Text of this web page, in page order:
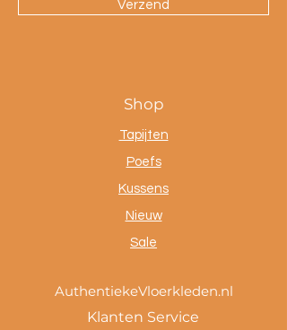
Verzend
Shop
Tapijten
Poefs
Kussens
Nieuw
Sale
AuthentiekeVloerkleden.nl
Klanten Service